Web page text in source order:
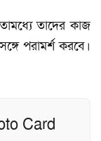
তাদের কাজ
পরামর্শ করবে।
Card